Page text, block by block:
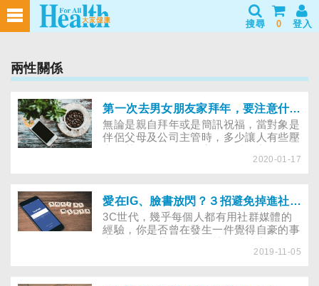
搜尋 0 登入
兩性關係
第一次去男女朋友家拜年，要注意什麼？過年傳祝賀訊息給主管，這樣做不失禮！
無論是親自拜年或是簡訊祝福，當對象是
伴侶父母及公司主管時，多少讓人有些壓
好時機，掌握以下小撇步，幫助你順利拜
2020-01-17
愛在IG、臉書放閃？３招避免掉進社群媒體的比較漩渦
3C世代，幾乎每個人都有用社群媒體的
經驗，你是否曾在發生一件覺得自豪的事
又在發布後，將它不斷編輯或刪除？在某
2019-11-05